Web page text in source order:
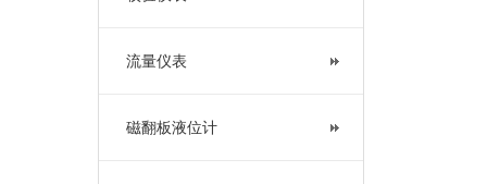
流量仪表
磁翻板液位计